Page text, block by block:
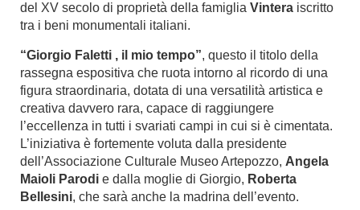
del XV secolo di proprietà della famiglia Vintera iscritto
tra i beni monumentali italiani.
“Giorgio Faletti , il mio tempo”, questo il titolo della
rassegna espositiva che ruota intorno al ricordo di una
figura straordinaria, dotata di una versatilità artistica e
creativa davvero rara, capace di raggiungere
l’eccellenza in tutti i svariati campi in cui si è cimentata.
L’iniziativa è fortemente voluta dalla presidente
dell’Associazione Culturale Museo Artepozzo, Angela
Maioli Parodi e dalla moglie di Giorgio, Roberta
Bellesini, che sarà anche la madrina dell’evento.